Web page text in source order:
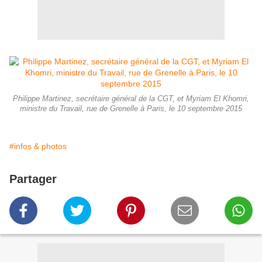
Philippe Martinez, secrétaire général de la CGT, et Myriam El Khomri,
ministre du Travail, rue de Grenelle à Paris, le 10 septembre 2015
#infos & photos
Partager